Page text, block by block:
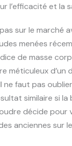
l’efficacité et la
sur le marché
menées
de masse
méticuleux d’un
faut pas
similaire si
décide pour
anciennes sur